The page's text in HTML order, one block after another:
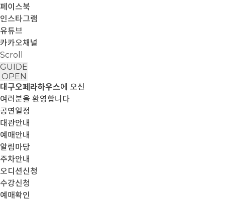
페이스북
인스타그램
유튜브
카카오채널
Scroll
GUIDE
OPEN
대구오페라하우스에 오신
여러분을 환영합니다
공연일정
대관안내
예매안내
알림마당
주차안내
오디션신청
수강신청
예매확인